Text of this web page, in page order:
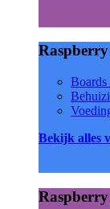
Boards
Bekijk alles